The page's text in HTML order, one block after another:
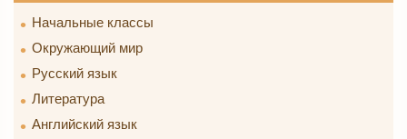
Начальные классы
Окружающий мир
Русский язык
Литература
Английский язык